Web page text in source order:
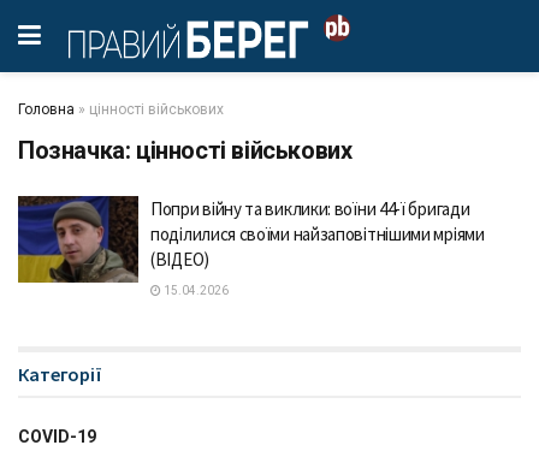
Головна » цінності військових
Позначка: цінності військових
Попри війну та виклики: воїни 44-ї бригади
поділилися своїми найзаповітнішими мріями
(ВІДЕО)
15.04.2026
Категорії
COVID-19